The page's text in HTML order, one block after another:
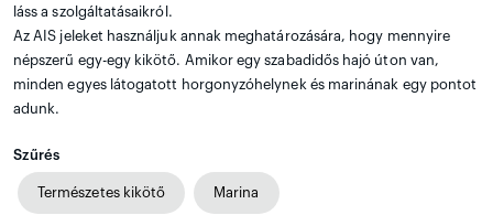
láss a szolgáltatásaikról.
Az AIS jeleket használjuk annak meghatározására, hogy mennyire
népszerű egy-egy kikötő. Amikor egy szabadidős hajó úton van,
minden egyes látogatott horgonyzóhelynek és marinának egy pontot
adunk.
Szűrés
Természetes kikötő Marina